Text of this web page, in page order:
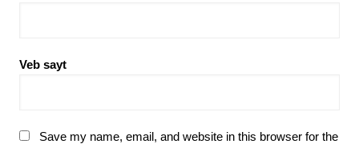
Veb sayt
Save my name, email, and website in this browser for the